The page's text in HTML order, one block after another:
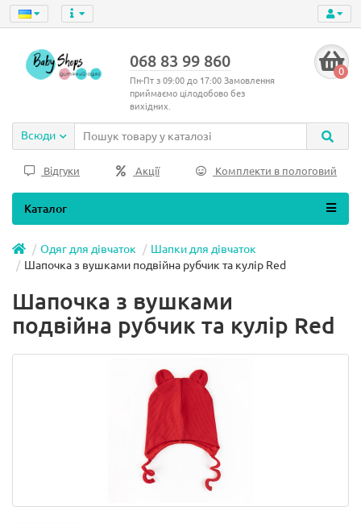
068 83 99 860
Пн-Пт з 09:00 до 17:00 Замовлення
приймаємо цілодобово без
вихідних.
0
Всюди
Відгуки Акції Комплекти в пологовий
Каталог
Одяг для дівчаток
Шапки для дівчаток
Шапочка з вушками подвійна рубчик та кулір Red
Шапочка з вушками
подвійна рубчик та кулір Red